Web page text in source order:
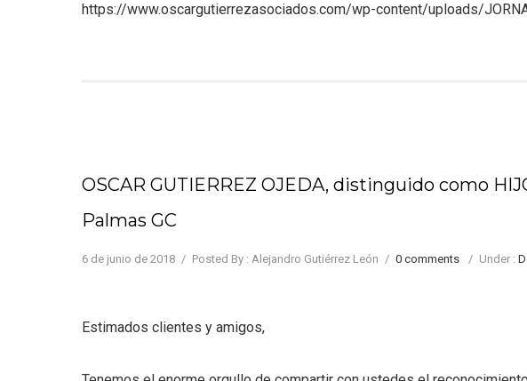
https://www.oscargutierrezasociados.com/wp-content/uploads/
OSCAR GUTIERREZ OJEDA, distinguido como
Palmas GC
6 de junio de 2018 / Posted By : Alejandro Gutiérrez León / 0 comments / Under :
Estimados clientes y amigos,